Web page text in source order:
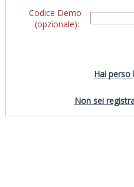
Codice Demo
(opzionale):
Hai perso
Non sei